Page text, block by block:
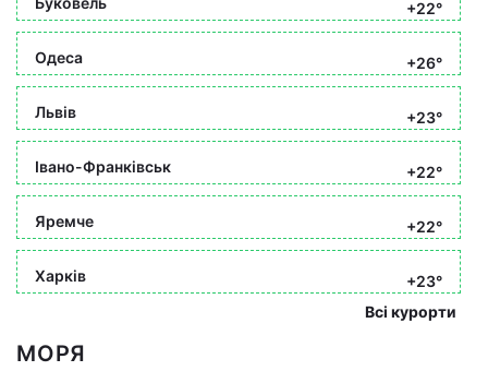
+22°
Одеса +26°
Львів +23°
Івано-Франківськ +22°
Яремче +22°
Харків
+23°
Всі курорти
МОРЯ